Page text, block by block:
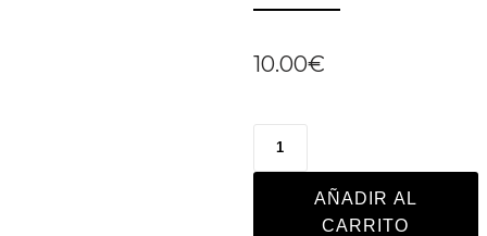
10.00€
AÑADIR AL
CARRITO